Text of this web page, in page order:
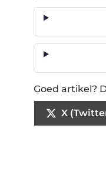
Goed artikel?
X